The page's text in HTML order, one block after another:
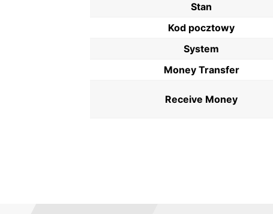
Stan
Kod pocztowy
System
Money Transfer
Receive Money